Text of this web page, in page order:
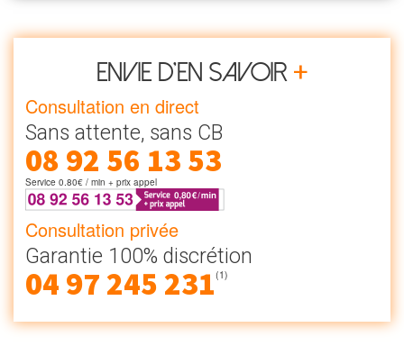
Envie d’en savoir +
Consultation en direct
Sans attente, sans CB
08 92 56 13 53
Service 0.80€ / min + prix appel
Consultation privée
Garantie 100% discrétion
04 97 245 231(1)